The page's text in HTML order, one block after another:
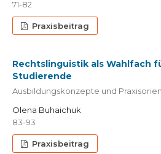
71-82
Praxisbeitrag
Rechtslinguistik als Wahlfach
Studierende
Ausbildungskonzepte und
Olena Buhaichuk
83-93
Praxisbeitrag